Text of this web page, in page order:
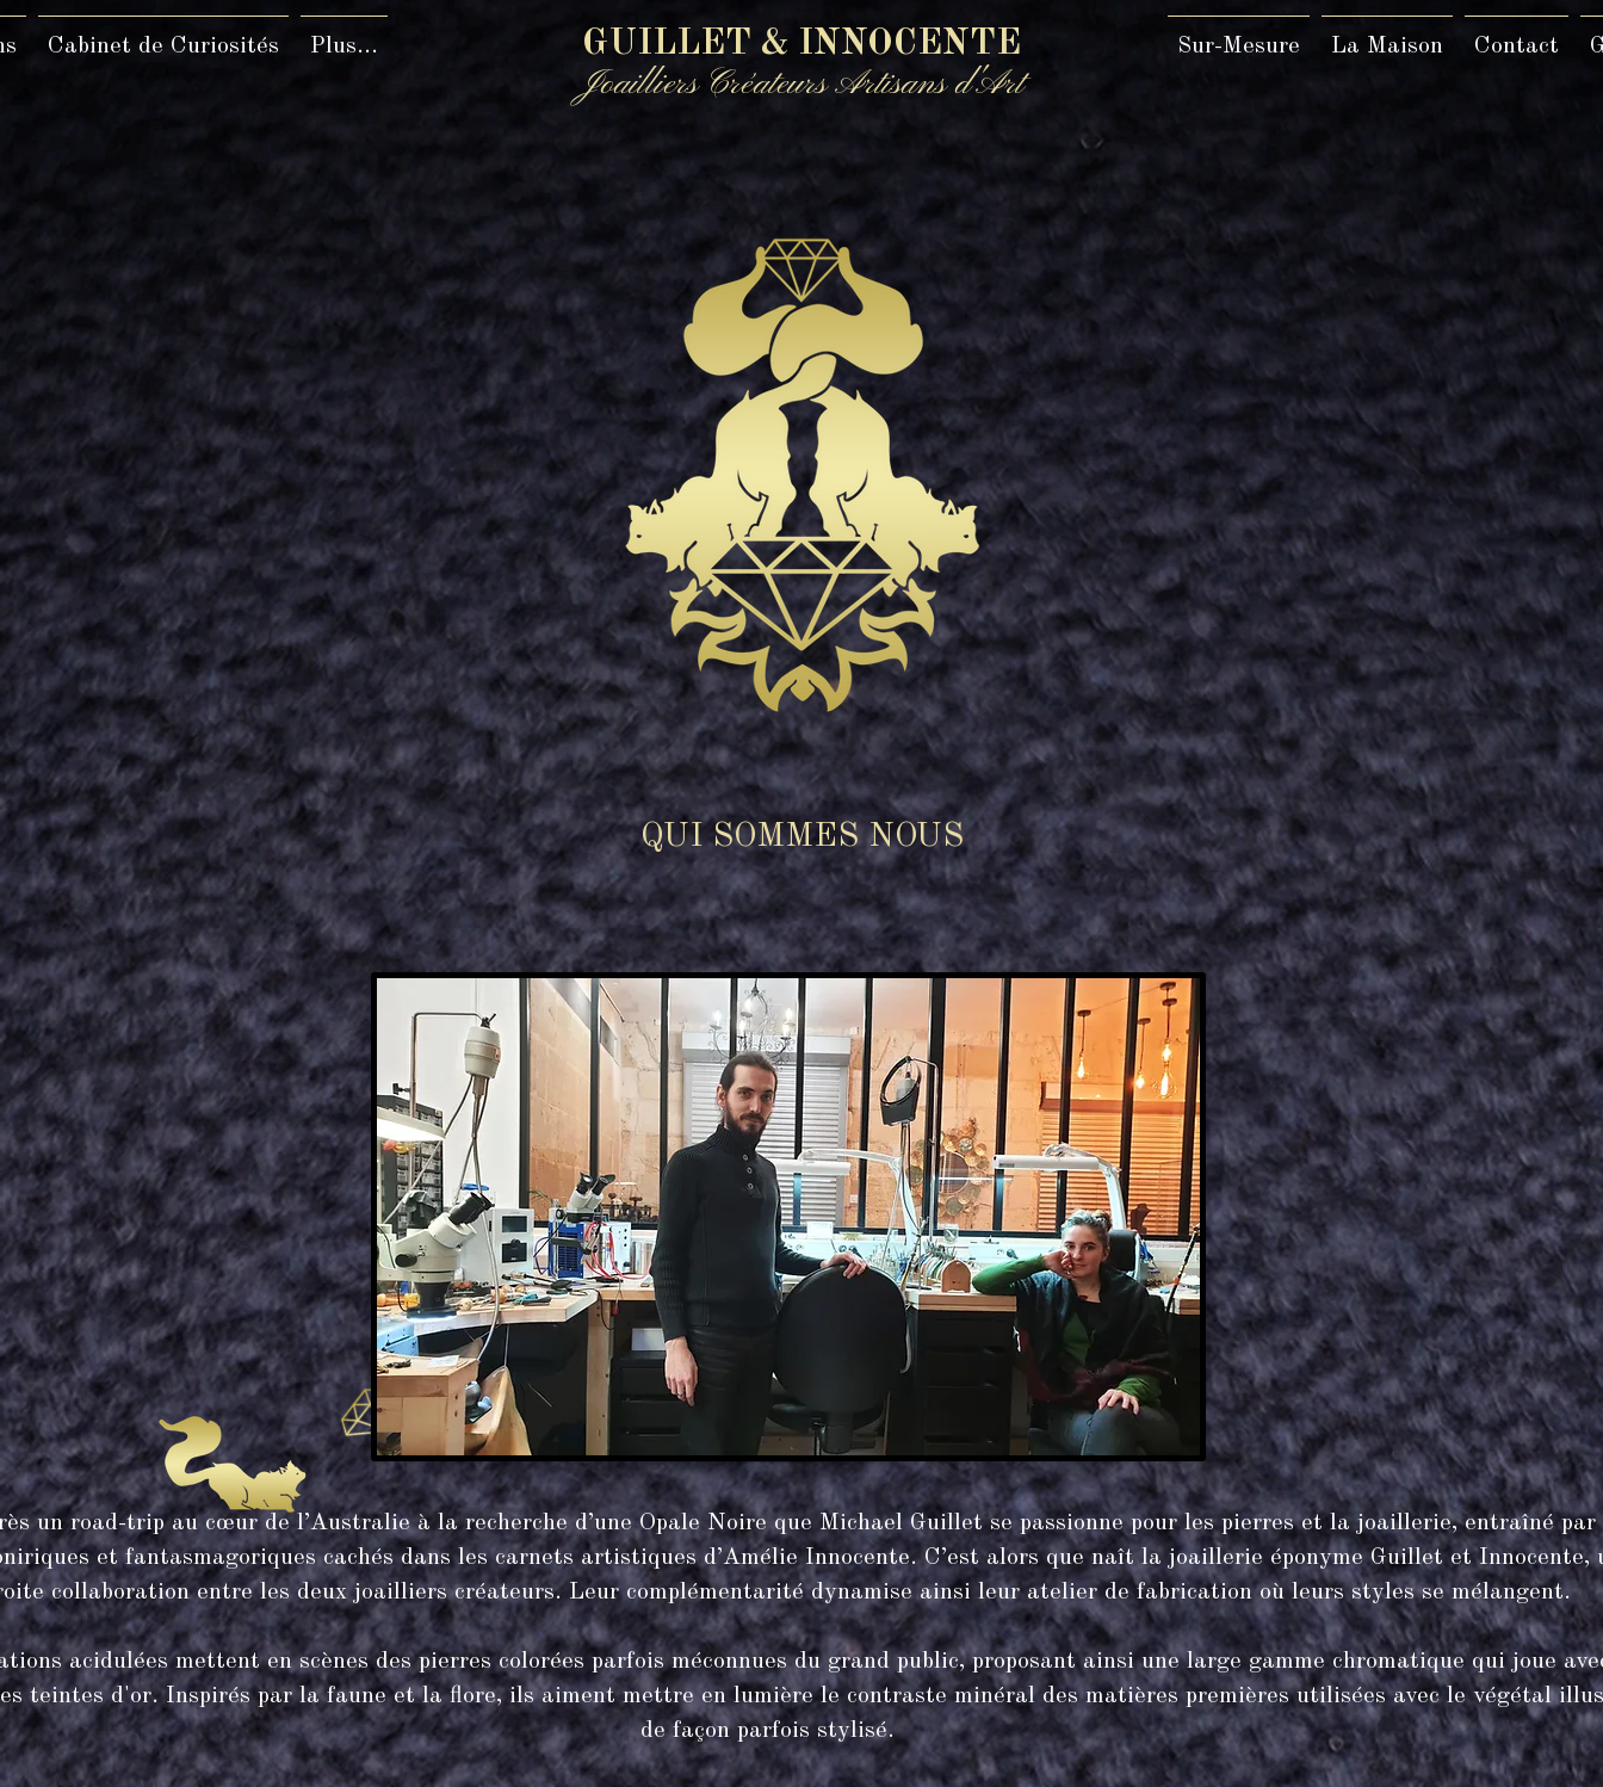
Cabinet de Curiosités Plus... GUILLET & INNOCENTE
Joailliers Créateurs Artisans d'Art
Sur-Mesure La Maison Contact
QUI SOMMES NOUS
un road-trip au cœur de l’Australie à la recherche d’une Opale Noire que Michael Guillet se passionne pour les pierres et la joaillerie, entraîné par
et fantasmagoriques cachés dans les carnets artistiques d’Amélie Innocente. C’est alors que naît la joaillerie éponyme Guillet et Innocente,
collaboration entre les deux joailliers créateurs. Leur complémentarité dynamise ainsi leur atelier de fabrication où leurs styles se mélangent.
acidulées mettent en scènes des pierres colorées parfois méconnues du grand public, proposant ainsi une large gamme chromatique qui joue
teintes d'or. Inspirés par la faune et la flore, ils aiment mettre en lumière le contraste minéral des matières premières utilisées avec le végétal
de façon parfois stylisé.